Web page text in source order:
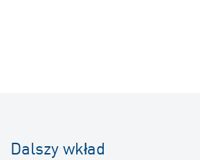
Dalszy wkład